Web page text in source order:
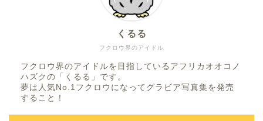
フクロウ界のアイドル
くるる
フクロウ界のアイドルを目指しているアフリカオオコノ
ハズクの「くるる」です。
夢は人気No.1フクロウになってグラビア写真集を発売
すること！